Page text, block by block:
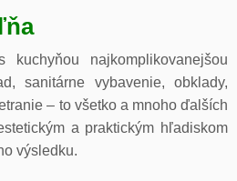
najkomplikovanejšou
sanitárne vybavenie, obklady,
– to všetko a mnoho ďalších
a praktickým hľadiskom
výsledku.